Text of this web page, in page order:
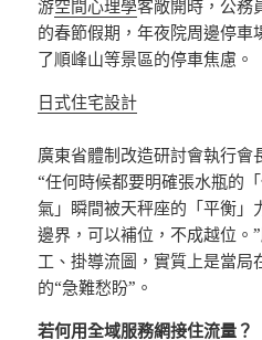
游空間心理學客敞開時，公務
的春節假期，年夜院周邊停車
了順峰山等景區的停車焦慮。
日式住宅設計
廣東省體制改造研討會執行會
“任何時候都要明確張水瓶的
氣」瞬間被天秤座的「平衡」
邊界，可以補位，不成越位。
工、掛導流圖，實質上是當局
的“急難愁盼”。
若何用全域服務網接住流量？